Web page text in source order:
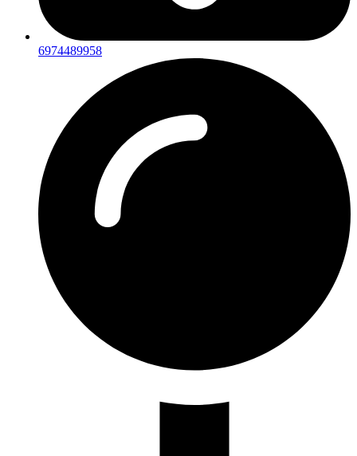
6974489958